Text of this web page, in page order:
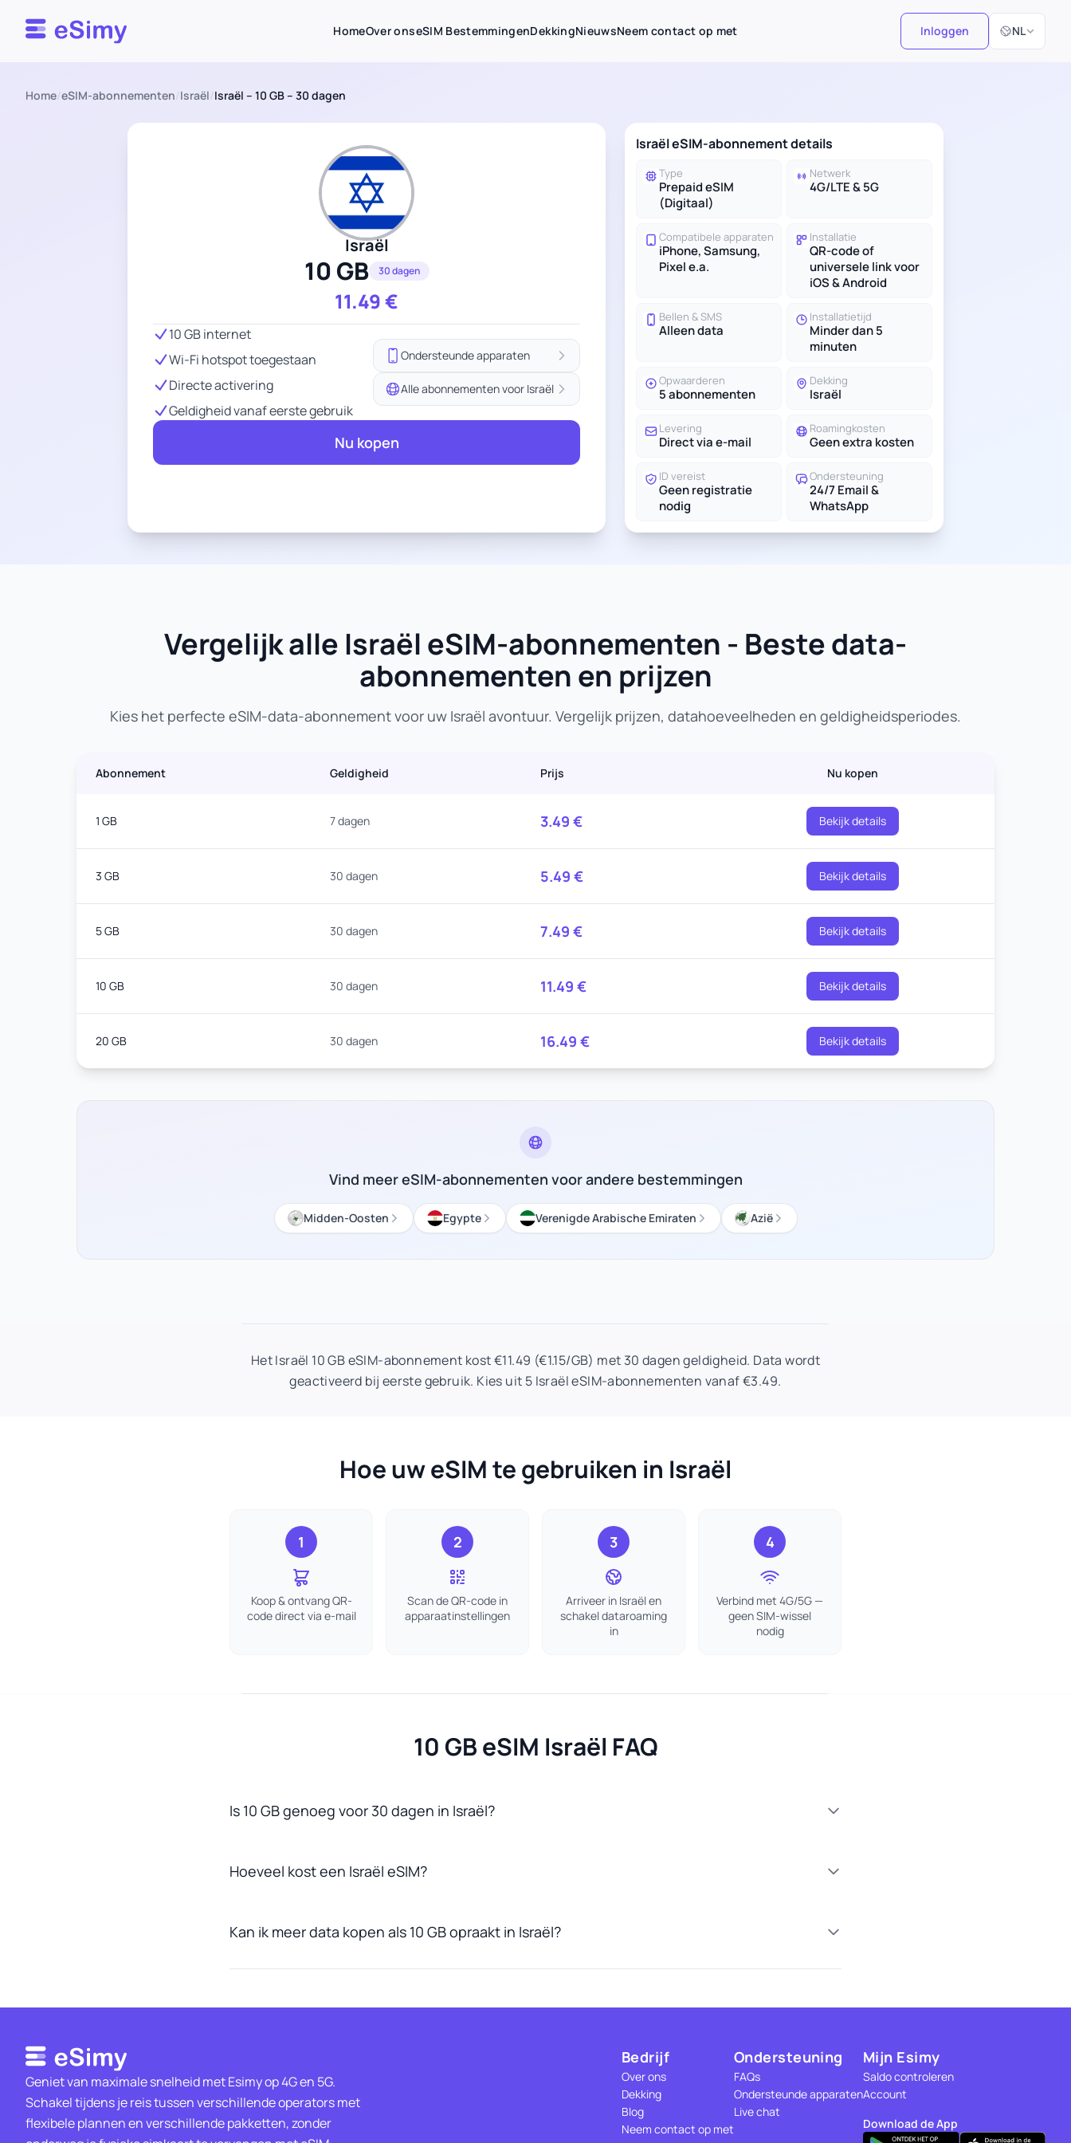
Esimy HomeOver onseSIM BestemmingenDekkingNieuwsNeem contact op met Inloggen NL
Selecteer taal
Home/eSIM-abonnementen/Israël/Israël – 10 GB – 30 dagen
Israël
10 GB 30 dagen
11.49€
10 GB internet
Wi-Fi hotspot toegestaan
Directe activering
Geldigheid vanaf eerste gebruik
Ondersteunde apparaten
Alle abonnementen voor Israël
Nu kopen
Israël eSIM-abonnement details
Type
Prepaid eSIM
(Digitaal)
Netwerk
4G/LTE & 5G
Compatibele apparaten
iPhone, Samsung,
Pixel e.a.
Installatie
QR-code of
universele link voor
iOS & Android
Bellen & SMS
Alleen data
Installatietijd
Minder dan 5
minuten
Opwaarderen
5 abonnementen
Dekking
Israël
Levering
Direct via e-mail
Roamingkosten
Geen extra kosten
ID vereist
Geen registratie
nodig
Ondersteuning
24/7 Email &
WhatsApp
Vergelijk alle Israël eSIM-abonnementen - Beste data-
abonnementen en prijzen
Kies het perfecte eSIM-data-abonnement voor uw Israël avontuur. Vergelijk prijzen, datahoeveelheden en geldigheidsperiodes.
Abonnement Geldigheid Prijs Nu kopen
1 GB 7 dagen 3.49 € Bekijk details
3 GB 30 dagen 5.49 € Bekijk details
5 GB 30 dagen 7.49 € Bekijk details
10 GB 30 dagen 11.49 € Bekijk details
20 GB 30 dagen 16.49 € Bekijk details
Vind meer eSIM-abonnementen voor andere bestemmingen
Midden-Oosten Egypte Verenigde Arabische Emiraten Azië
Het Israël 10 GB eSIM-abonnement kost €11.49 (€1.15/GB) met 30 dagen geldigheid. Data wordt
geactiveerd bij eerste gebruik. Kies uit 5 Israël eSIM-abonnementen vanaf €3.49.
Hoe uw eSIM te gebruiken in Israël
1
Koop & ontvang QR-
code direct via e-mail
2
Scan de QR-code in
apparaatinstellingen
3
Arriveer in Israël en
schakel dataroaming
in
4
Verbind met 4G/5G —
geen SIM-wissel
nodig
10 GB eSIM Israël FAQ
Is 10 GB genoeg voor 30 dagen in Israël?
Hoeveel kost een Israël eSIM?
Kan ik meer data kopen als 10 GB opraakt in Israël?
Geniet van maximale snelheid met Esimy op 4G en 5G.
Schakel tijdens je reis tussen verschillende operators met
flexibele plannen en verschillende pakketten, zonder
Bedrijf
Over ons
Dekking
Blog
Neem contact op met
Ondersteuning
FAQs
Ondersteunde apparaten
Live chat
Mijn Esimy
Saldo controleren
Account
Download de App